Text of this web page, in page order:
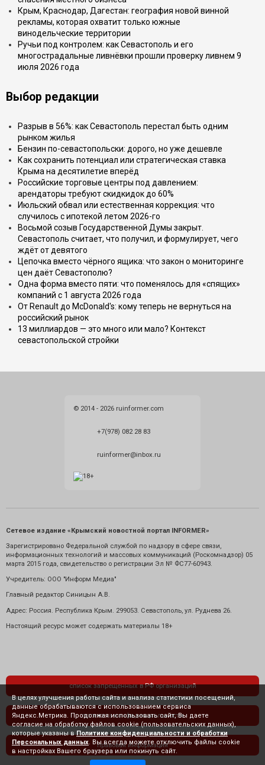
Крым, Краснодар, Дагестан: география новой винной
рекламы, которая охватит только южные
винодельческие территории
Ручьи под контролем: как Севастополь и его
многострадальные ливнёвки прошли проверку ливнем 9
июля 2026 года
Выбор редакции
Разрыв в 56%: как Севастополь перестал быть одним
рынком жилья
Бензин по-севастопольски: дорого, но уже дешевле
Как сохранить потенциал или стратегическая ставка
Крыма на десятилетие вперёд
Российские торговые центры под давлением:
арендаторы требуют скидкидок до 60%
Июльский обвал или естественная коррекция: что
случилось с ипотекой летом 2026-го
Восьмой созыв Государственной Думы закрыт.
Севастополь считает, что получил, и формулирует, чего
ждёт от девятого
Цепочка вместо чёрного ящика: что закон о мониторинге
цен даёт Севастополю?
Одна форма вместо пяти: что поменялось для «спящих»
компаний с 1 августа 2026 года
От Renault до McDonald's: кому теперь не вернуться на
российский рынок
13 миллиардов — это много или мало? Контекст
севастопольской стройки
© 2014 - 2026 ruinformer.com
+7(978) 082 28 83
ruinformer@inbox.ru
Сетевое издание «Крымский новостной портал INFORMER»
Зарегистрировано Федеральной службой по надзору в сфере связи,
информационных технологий и массовых коммуникаций (Роскомнадзор) 05
марта 2015 года, свидетельство о регистрации Эл № ФС77-60943.
Учредитель: ООО "Информ Медиа"
Главный редактор Синицын А.В.
Адрес: Россия. Республика Крым. 299053. Севастополь, ул. Руднева 26.
Настоящий ресурс может содержать материалы 18+
список запрещенных в РФ организаций
политика конфиденциальности
правовая информация
В целях улучшения работы сайта и анализа статистики посещений,
данные обрабатываются с использованием сервиса
Яндекс.Метрика. Продолжая использовать сайт, Вы даете
согласие на обработку файлов cookie (пользовательских данных),
которые указаны в Политике конфиденциальности и обработки
Персональных данных . Вы всегда можете отключить файлы cookie
в настройках Вашего браузера или покинуть сайт.